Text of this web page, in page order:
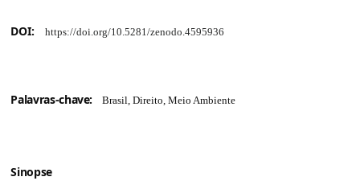
DOI: https://doi.org/10.5281/zenodo.4595936
Palavras-chave: Brasil, Direito, Meio Ambiente
Sinopse